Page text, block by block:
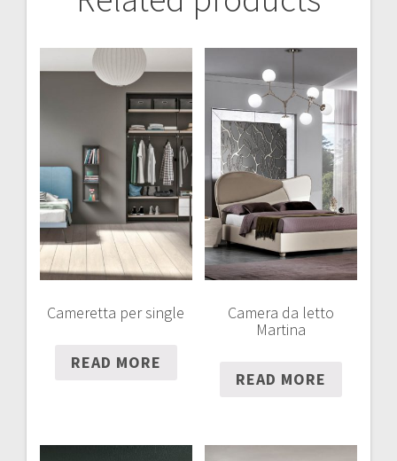
Cameretta per single
READ MORE
Camera da letto
Martina
READ MORE